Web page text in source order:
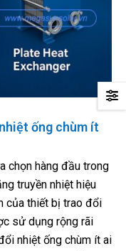
ống chùm ít
chọn hàng đầu trong
truyền nhiệt hiệu
của thiết bị trao đổi
sử dụng rộng rãi
nhiệt ống chùm ít ai